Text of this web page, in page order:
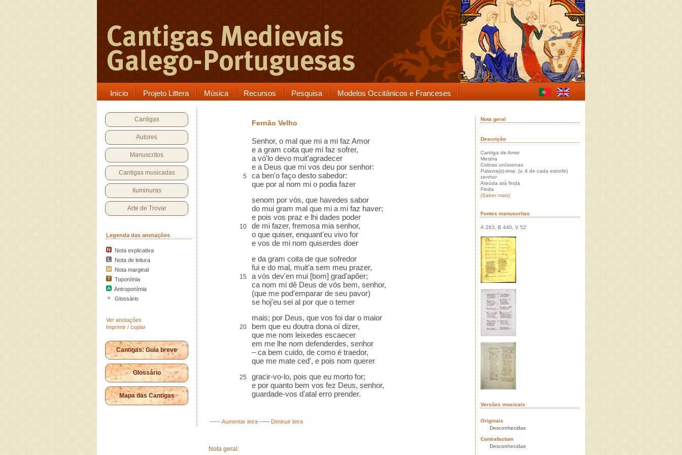
Início Projeto Littera Música Recursos Pesquisa Modelos Occitânicos e Franceses
Cantigas
Autores
Manuscritos
Cantigas musicadas
Iluminuras
Arte de Trovar
Legenda das anotações
Nota explicativa
Nota de leitura
Nota marginal
Toponímia
Antroponímia
Glossário
Ver anotações
Imprimir / copiar
Cantigas: Guia breve
Glossário
Mapa das Cantigas
Fernão Velho
Senhor, o mal que mi a mi faz Amor
e a gram coita que mi faz sofrer,
a vó'lo devo muit'agradecer
e a Deus que mi vos deu por senhor:
5
ca ben'o faço desto sabedor:
que por al nom mi o podia fazer
senom por vós, que havedes sabor
do mui gram mal que mi a mi faz haver;
e pois vos praz e lhi dades poder
10
de mi fazer, fremosa mia senhor,
o que quiser, enquant'eu vivo for
e vos de mi nom quiserdes doer
e da gram coita de que sofredor
fui e do mal, muit'a sem meu prazer,
15
a vós dev'en mui [bom] grad'apõer;
ca nom mi dê Deus de vós bem, senhor,
(que me pod'emparar de seu pavor)
se hoj'eu sei al por que o temer
mais; por Deus, que vos foi dar o maior
20
bem que eu doutra dona oí dizer,
que me nom leixedes escaecer
em me lhe nom defenderdes, senhor
– ca bem cuido, de como é traedor,
que me mate ced', e pois nom querer
25
gracir-vo-lo, pois que eu morto for;
e por quanto bem vos fez Deus, senhor,
guardade-vos d'atal erro prender.
----- Aumentar letra ----- Diminuir letra
Nota geral:
Nota geral
Descrição
Cantiga de Amor
Mestria
Cobras uníssonas
Palavra(s)-rima: (v. 4 de cada estrofe)
senhor
Ateúda atá finda
Finda
(Saber mais)
Fontes manuscritas
A 263, B 440, V 52
Versões musicais
Originais
Desconhecidas
Contrafactum
Desconhecidas